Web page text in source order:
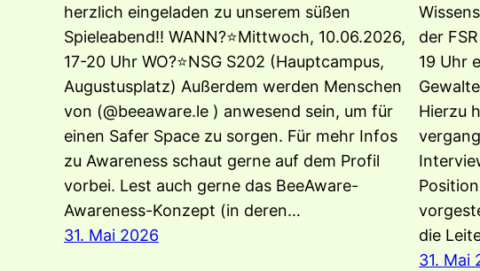
herzlich eingeladen zu unserem süßen
Spieleabend!! WANN?⭐️Mittwoch, 10.06.2026,
17-20 Uhr WO?⭐️NSG S202 (Hauptcampus,
Augustusplatz) Außerdem werden Menschen
von (@beeaware.le ) anwesend sein, um für
einen Safer Space zu sorgen. Für mehr Infos
zu Awareness schaut gerne auf dem Profil
vorbei. Lest auch gerne das BeeAware-
Awareness-Konzept (in deren…
31. Mai 2026
der
19 Uhr
Hierzu
die
31. Mai